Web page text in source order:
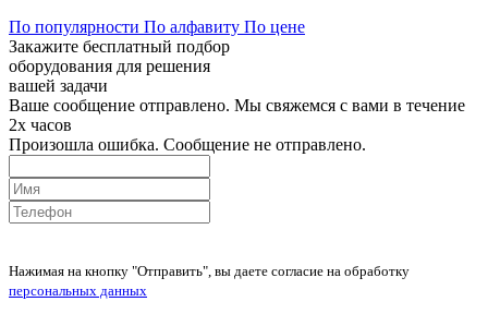
По популярности По алфавиту По цене
Закажите бесплатный подбор
оборудования для решения
вашей задачи
Ваше сообщение отправлено. Мы свяжемся с вами в течение
2х часов
Произошла ошибка. Сообщение не отправлено.
Нажимая на кнопку "Отправить", вы даете согласие на обработку
персональных данных